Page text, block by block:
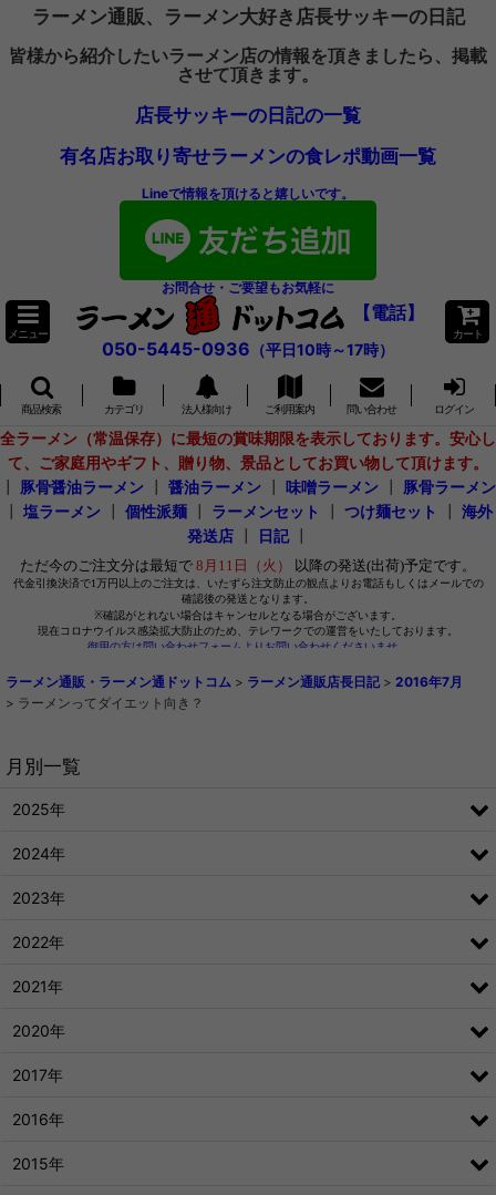
ラーメン通販、ラーメン大好き店長サッキーの日記
皆様から紹介したいラーメン店の情報を頂きましたら、掲載
させて頂きます。
店長サッキーの日記の一覧
有名店お取り寄せラーメンの食レポ動画一覧
Lineで情報を頂けると嬉しいです。
お問合せ・ご要望もお気軽に
メニュー
【電話】
050-5445-0936 （平日10時～17時）
カート
商品検索 カテゴリ 法人様向け ご利用案内 問い合わせ ログイン
全ラーメン（常温保存）に最短の賞味期限を表示しております。安心し
て、ご家庭用やギフト、贈り物、景品としてお買い物して頂けます。
豚骨醤油ラーメン 醤油ラーメン 味噌ラーメン
豚骨ラーメン
塩ラーメン 個性派麺 ラーメンセット つけ麺セット
海外
発送店
日記┃
ラーメン通販・ラーメン通ドットコム > ラーメン通販店長日記 > 2016年7月
> ラーメンってダイエット向き？
月別一覧
2025年
2024年
2023年
2022年
2021年
2020年
2017年
2016年
2015年